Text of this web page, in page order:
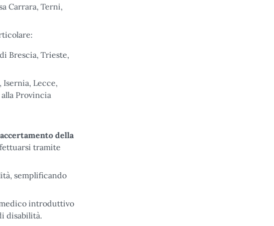
Carrara, Terni,
Brescia, Trieste,
Isernia, Lecce,
alla Provincia
della
tramite
semplificando
introduttivo
disabilità.